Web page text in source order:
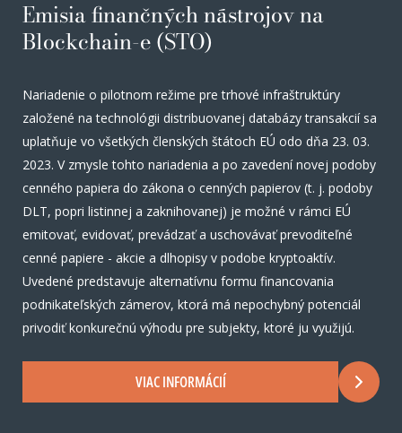
Emisia finančných nástrojov na
Blockchain-e (STO)
Nariadenie o pilotnom režime pre trhové infraštruktúry
založené na technológii distribuovanej databázy transakcií sa
uplatňuje vo všetkých členských štátoch EÚ odo dňa 23. 03.
2023. V zmysle tohto nariadenia a po zavedení novej podoby
cenného papiera do zákona o cenných papierov (t. j. podoby
DLT, popri listinnej a zaknihovanej) je možné v rámci EÚ
emitovať, evidovať, prevádzať a uschovávať prevoditeľné
cenné papiere - akcie a dlhopisy v podobe kryptoaktív.
Uvedené predstavuje alternatívnu formu financovania
podnikateľských zámerov, ktorá má nepochybný potenciál
privodiť konkurečnú výhodu pre subjekty, ktoré ju využijú.
VIAC INFORMÁCIÍ